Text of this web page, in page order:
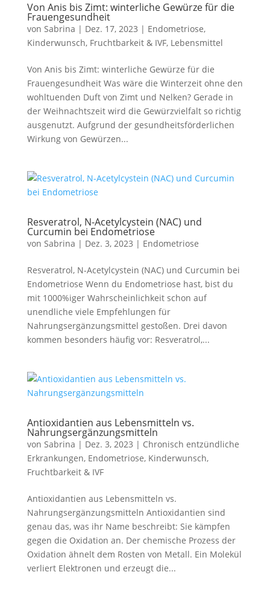
Von Anis bis Zimt: winterliche Gewürze für die
Frauengesundheit
von Sabrina | Dez. 17, 2023 | Endometriose,
Kinderwunsch, Fruchtbarkeit & IVF, Lebensmittel
Von Anis bis Zimt: winterliche Gewürze für die
Frauengesundheit Was wäre die Winterzeit ohne den
wohltuenden Duft von Zimt und Nelken? Gerade in
der Weihnachtszeit wird die Gewürzvielfalt so richtig
ausgenutzt. Aufgrund der gesundheitsförderlichen
Wirkung von Gewürzen...
Resveratrol, N-Acetylcystein (NAC) und
Curcumin bei Endometriose
von Sabrina | Dez. 3, 2023 | Endometriose
Resveratrol, N-Acetylcystein (NAC) und Curcumin bei
Endometriose Wenn du Endometriose hast, bist du
mit 1000%iger Wahrscheinlichkeit schon auf
unendliche viele Empfehlungen für
Nahrungsergänzungsmittel gestoßen. Drei davon
kommen besonders häufig vor: Resveratrol,...
Antioxidantien aus Lebensmitteln vs.
Nahrungsergänzungsmitteln
von Sabrina | Dez. 3, 2023 | Chronisch entzündliche
Erkrankungen, Endometriose, Kinderwunsch,
Fruchtbarkeit & IVF
Antioxidantien aus Lebensmitteln vs.
Nahrungsergänzungsmitteln Antioxidantien sind
genau das, was ihr Name beschreibt: Sie kämpfen
gegen die Oxidation an. Der chemische Prozess der
Oxidation ähnelt dem Rosten von Metall. Ein Molekül
verliert Elektronen und erzeugt die...